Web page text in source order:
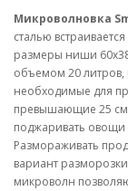
Микроволновка
сталью
размеры ниши
объемом 20 литров,
необходимые для
превышающие 25 см
поджаривать овощи
Размораживать
вариант
микроволн